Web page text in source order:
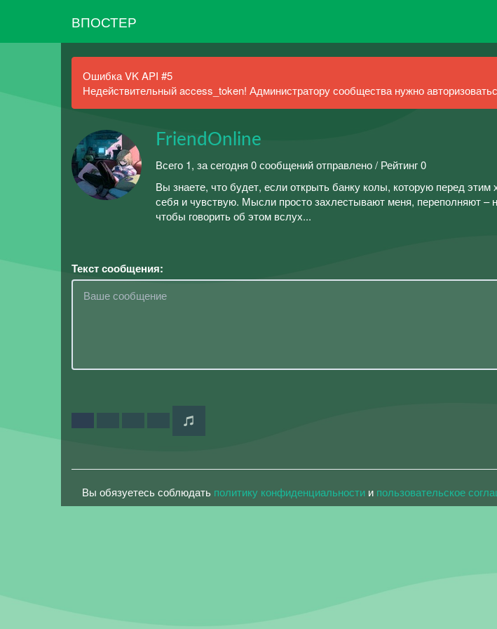
ВПОСТЕР
Ошибка VK API #5
Недействительный access_token! Администратору сообщества нужно
FriendOnline
Всего 1, за сегодня 0 сообщений отправлено / Рейтинг 0
Вы знаете, что будет, если открыть банку колы, которую перед
себя и чувствую. Мысли просто захлестывают меня, переполняют –
чтобы говорить об этом вслух...
Текст сообщения:
Вы обязуетесь соблюдать политику конфиденциальности и пользовательское